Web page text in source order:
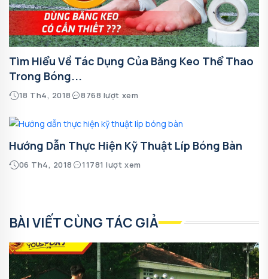
Tìm Hiểu Về Tác Dụng Của Băng Keo Thể Thao
Trong Bóng...
18 Th4, 2018 8768 lượt xem
Hướng Dẫn Thực Hiện Kỹ Thuật Líp Bóng Bàn
06 Th4, 2018 11781 lượt xem
BÀI VIẾT CÙNG TÁC GIẢ